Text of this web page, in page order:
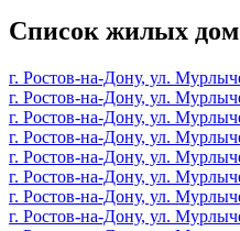
Список жилых
г. Ростов-на-Дону, ул.
г. Ростов-на-Дону, ул.
г. Ростов-на-Дону, ул.
г. Ростов-на-Дону, ул.
г. Ростов-на-Дону, ул.
г. Ростов-на-Дону, ул.
г. Ростов-на-Дону, ул.
г. Ростов-на-Дону, ул.